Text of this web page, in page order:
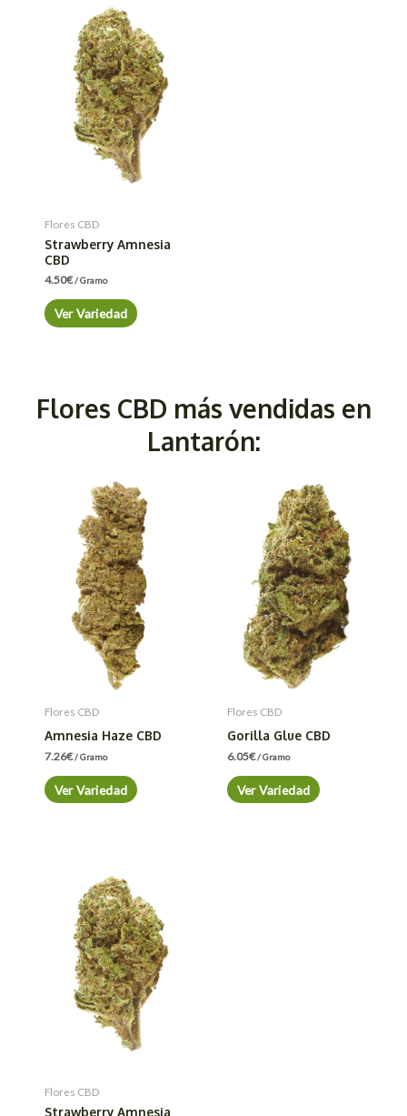
Flores CBD
Strawberry Amnesia
CBD
4.50€/ Gramo
Ver Variedad
Flores CBD más vendidas en
Lantarón:
Flores CBD
Amnesia Haze CBD
7.26€/ Gramo
Ver Variedad
Flores CBD
Gorilla Glue CBD
6.05€/ Gramo
Ver Variedad
Flores CBD
Strawberry Amnesia